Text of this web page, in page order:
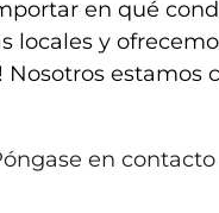
en qué
locales y
Nosotros estamos
en contacto